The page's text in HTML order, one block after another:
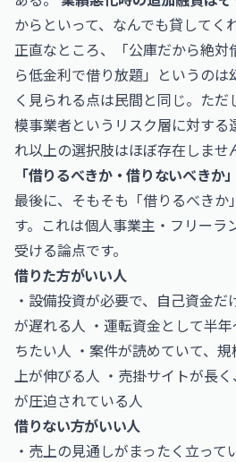
からといって、なんでも貸してく
正直なところ、「公庫だから絶
ら低金利で借り放題」というのは
く見られる点は民間と同じ。た
模事業者というリスク層に対する
れ以上の選択肢はほぼ存在しませ
「借りるべきか・借りないべきか
最後に、そもそも「借りるべきか
す。これは個人事業主・フリーラ
受ける論点です。
借りた方がいい人
・設備投資が必要で、自己資金
が遅れる人 ・運転資金として半
ちたい人 ・案件が読めていて、
上が伸びる人 ・売掛サイトが長
が圧迫されている人
借りない方がいい人
・売上の見通しがまったく立って